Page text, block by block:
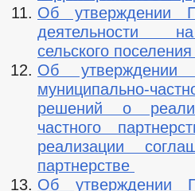
Об утверждении
деятельности на
сельского поселения
Об утверждении
муниципально-
решений о
частного
реализации
партнерстве
Об утверждении